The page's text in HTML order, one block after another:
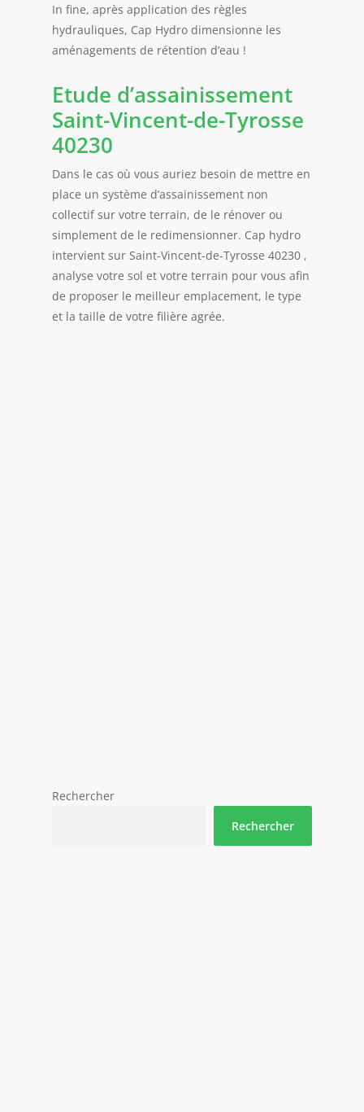
In fine, après application des règles
hydrauliques, Cap Hydro dimensionne les
aménagements de rétention d’eau !
Etude d’assainissement
Saint-Vincent-de-Tyrosse
40230
Dans le cas où vous auriez besoin de mettre en
place un système d’assainissement non
collectif sur votre terrain, de le rénover ou
simplement de le redimensionner. Cap hydro
intervient sur Saint-Vincent-de-Tyrosse 40230 ,
analyse votre sol et votre terrain pour vous afin
de proposer le meilleur emplacement, le type
et la taille de votre filière agrée.
Rechercher
Rechercher